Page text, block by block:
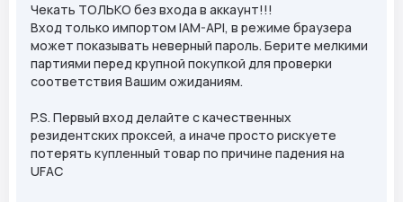
Чекать ТОЛЬКО без входа в аккаунт!!!
Вход только импортом IAM-API, в режиме браузера
может показывать неверный пароль. Берите мелкими
партиями перед крупной покупкой для проверки
соответствия Вашим ожиданиям.
P.S. Первый вход делайте с качественных
резидентских проксей, а иначе просто рискуете
потерять купленный товар по причине падения на
UFAC